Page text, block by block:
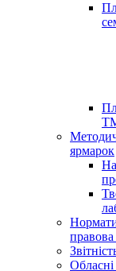
ярмарок
правова
Обласні